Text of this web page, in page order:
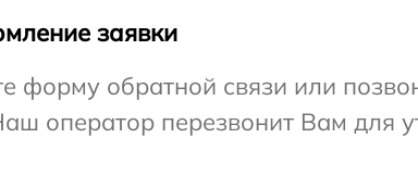
заявки
форму обратной связи или
оператор перезвонит Вам для